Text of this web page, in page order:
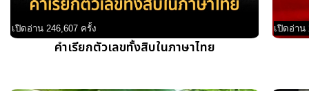
เปิดอ่าน 246,607 ครั้ง
คำเรียกตัวเลขทั้งสิบในภาษาไทย
เปิดอ่าน